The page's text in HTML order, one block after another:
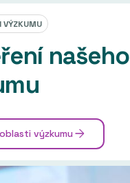
VÝZKUMU
našeho
výzkumu